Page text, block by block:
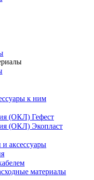
к ним
(ОКЛ) Гефест
(ОКЛ) Экопласт
аксессуары
материалы